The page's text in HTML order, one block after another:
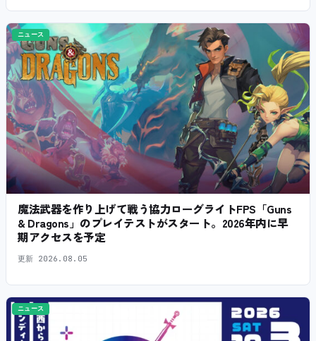
ニュース
魔法武器を作り上げて戦う協力ローグライトFPS「Guns
& Dragons」のプレイテストがスタート。2026年内に早
期アクセスを予定
更新 2026.08.05
ニュース